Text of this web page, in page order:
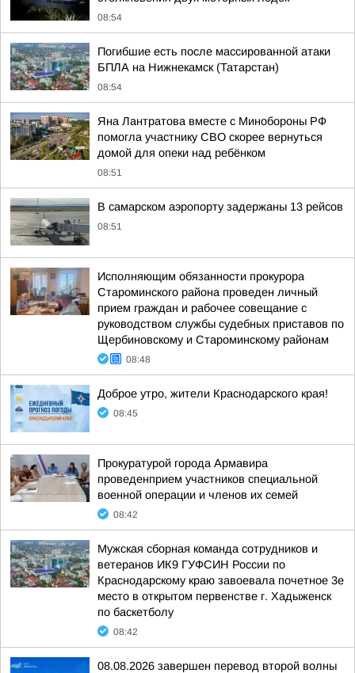
08:54
Погибшие есть после массированной атаки
БПЛА на Нижнекамск (Татарстан)
08:54
Яна Лантратова вместе с Минобороны РФ
помогла участнику СВО скорее вернуться
домой для опеки над ребёнком
08:51
В самарском аэропорту задержаны 13 рейсов
08:51
Исполняющим обязанности прокурора
Староминского района проведен личный
прием граждан и рабочее совещание с
руководством службы судебных приставов по
Щербиновскому и Староминскому районам
08:48
Доброе утро, жители Краснодарского края!
08:45
Прокуратурой города Армавира
проведенприем участников специальной
военной операции и членов их семей
08:42
Мужская сборная команда сотрудников и
ветеранов ИК9 ГУФСИН России по
Краснодарскому краю завоевала почетное 3е
место в открытом первенстве г. Хадыженск
по баскетболу
08:42
08.08.2026 завершен перевод второй волны